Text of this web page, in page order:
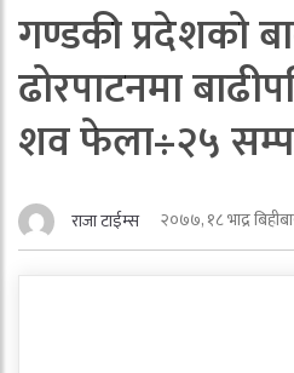
गण्डकी प्रदेशको
ढोरपाटनमा
शव फेला÷२५
राजा टाईम्स २०७७, १८ भाद्र